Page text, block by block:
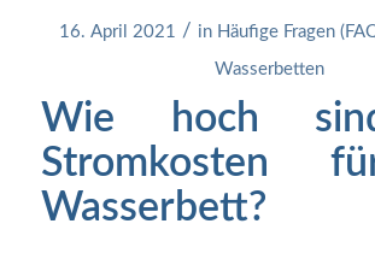
16. April 2021 / in Häufige Fragen
Wasserbetten
Wie hoch
Stromkosten
Wasserbett?